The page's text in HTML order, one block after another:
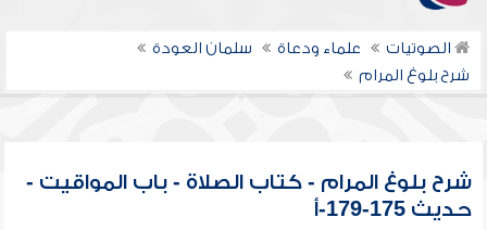
الصوتيات علماء ودعاة
سلمان العودة
شرح بلوغ المرام
شرح بلوغ المرام - كتاب الصلاة - باب المواقيت -
حديث 175-179-أ